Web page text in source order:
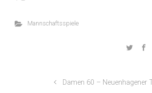
Mannschaftsspiele
Damen 60 – Neuenhagener